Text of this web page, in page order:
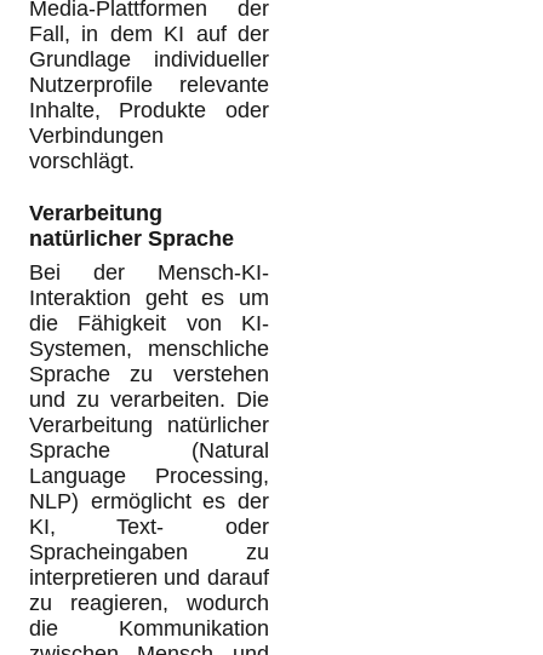
Media-Plattformen der
Fall, in dem KI auf der
Grundlage individueller
Nutzerprofile relevante
Inhalte, Produkte oder
Verbindungen
vorschlägt.
Verarbeitung
natürlicher Sprache
Bei der Mensch-KI-
Interaktion geht es um
die Fähigkeit von KI-
Systemen, menschliche
Sprache zu verstehen
und zu verarbeiten. Die
Verarbeitung natürlicher
Sprache (Natural
Language Processing,
NLP) ermöglicht es der
KI, Text- oder
Spracheingaben zu
interpretieren und darauf
zu reagieren, wodurch
die Kommunikation